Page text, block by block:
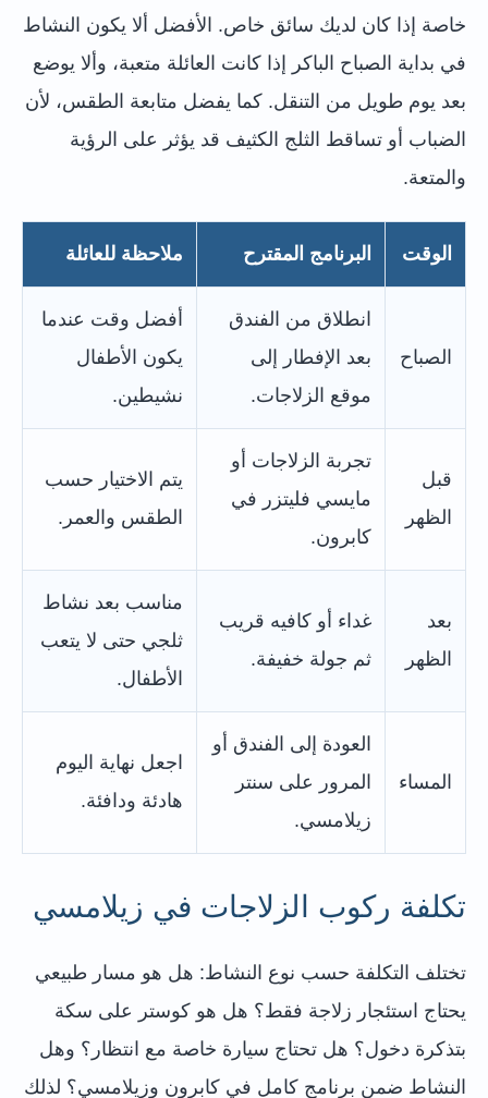
خاصة إذا كان لديك سائق خاص. الأفضل ألا يكون النشاط
في بداية الصباح الباكر إذا كانت العائلة متعبة، وألا يوضع
بعد يوم طويل من التنقل. كما يفضل متابعة الطقس، لأن
الضباب أو تساقط الثلج الكثيف قد يؤثر على الرؤية
والمتعة.
الوقت البرنامج المقترح ملاحظة للعائلة
الصباح
انطلاق من الفندق
بعد الإفطار إلى
موقع الزلاجات.
أفضل وقت عندما
يكون الأطفال
نشيطين.
قبل
الظهر
تجربة الزلاجات أو
مايسي فليتزر في
كابرون.
يتم الاختيار حسب
الطقس والعمر.
بعد
الظهر
غداء أو كافيه قريب
ثم جولة خفيفة.
مناسب بعد نشاط
ثلجي حتى لا يتعب
الأطفال.
المساء
العودة إلى الفندق أو
المرور على سنتر
زيلامسي.
اجعل نهاية اليوم
هادئة ودافئة.
تكلفة ركوب الزلاجات في زيلامسي
تختلف التكلفة حسب نوع النشاط: هل هو مسار طبيعي
يحتاج استئجار زلاجة فقط؟ هل هو كوستر على سكة
بتذكرة دخول؟ هل تحتاج سيارة خاصة مع انتظار؟ وهل
النشاط ضمن برنامج كامل في كابرون وزيلامسي؟ لذلك